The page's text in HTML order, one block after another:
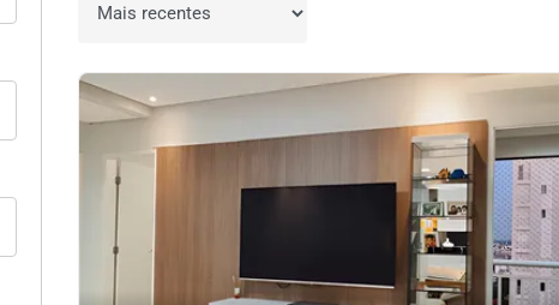
Ordenar por